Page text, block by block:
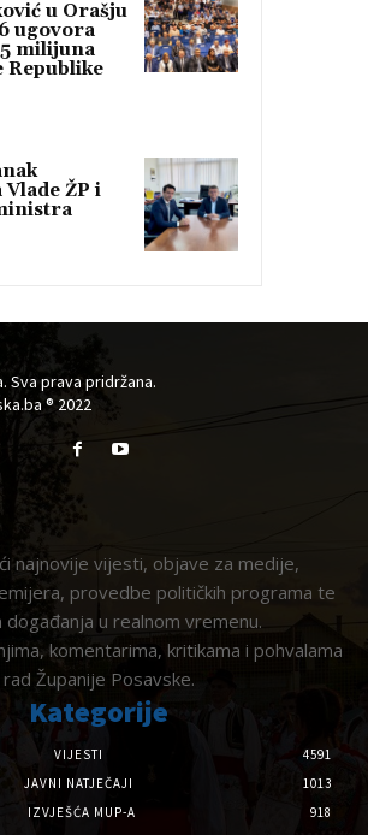
u Orašju
ugovora
milijuna
Republike
ŽP i
Sva prava pridržana.
® 2022
najnovije vijesti, objave za medije,
provedbe političkih programa te
u realnom vremenu.
komentarima, kritikama i pohvalama
Županije Posavske.
Kategorije
VIJESTI
4591
JAVNI NATJEČAJI
1013
IZVJEŠĆA MUP-A
918